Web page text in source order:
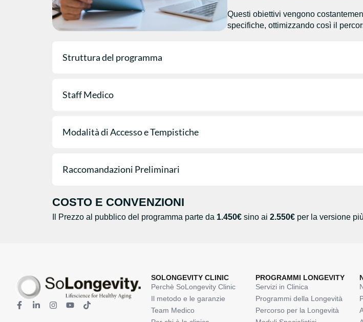
Questi obiettivi vengono
specifiche, ottimizzando così il
Struttura del programma
Staff Medico
Modalità di Accesso e Tempistiche
Raccomandazioni Preliminari
COSTO E CONVENZIONI
Il Prezzo al pubblico del programma parte da 1.450€ sino ai 2.550€ per la versione
SOLONGEVITY CLINIC
Perchè SoLongevity Clinic
Il metodo e le garanzie
Team Medico
PROGRAMMI LONGEVITY
Servizi in Clinica
Programmi della Longevità
Percorso per la Longevità